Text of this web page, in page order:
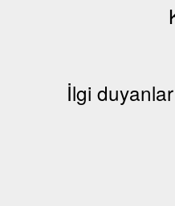
İlgi